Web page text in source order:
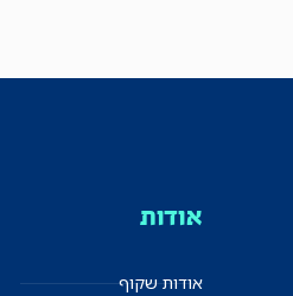
אודות
אודות שקוף